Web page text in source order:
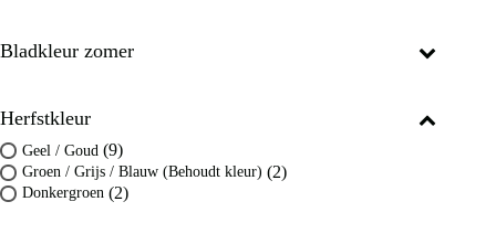
Bladkleur zomer
Herfstkleur
Geel / Goud (9)
Groen / Grijs / Blauw (Behoudt kleur) (2)
Donkergroen (2)